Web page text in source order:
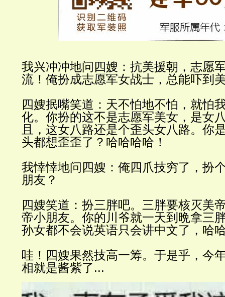
我兴冲冲地问四嫂：抗美援朝，志愿
流！俺扮成志愿军女战士，总能吓到
四嫂抿嘴笑道：天不怕地不怕，就怕
化。你扮的这不是志愿军美女 ，是女
且， 这女八路还是个歪头女八路。你
头都想歪歪了？哈哈哈哈！
我悻悻地问四嫂：俺四爪技穷了，扮
朋友？
四嫂笑道：扮三胖吧。三胖要核灭美
帝小朋友。你的川爷就一天到晩拿三
孙女都不会说英语只会讲中文了，哈
哇！四嫂果然技高一筹。于是乎，今
相就是酱紫了...